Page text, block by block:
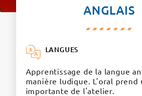
ANGLAIS
LANGUES
Apprentissage de la langue
manière ludique. L'oral prend
importante de l'atelier.